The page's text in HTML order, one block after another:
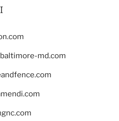
md.com